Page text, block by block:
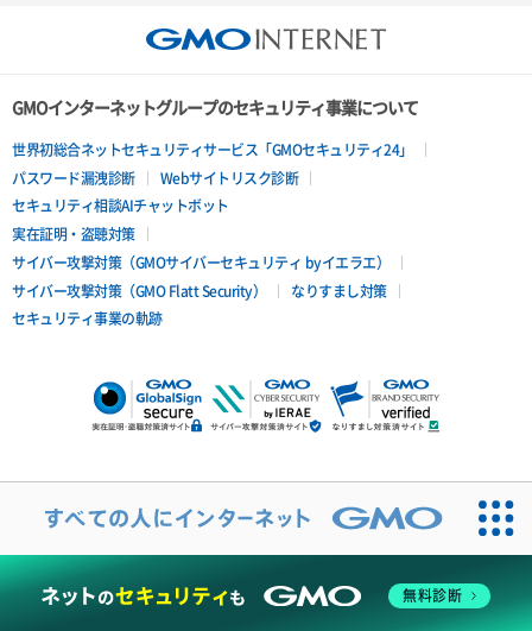
GMOインターネットグループのセキュリティ事業について
世界初総合ネットセキュリティサービス「GMOセキュリティ24」
パスワード漏洩診断
Webサイトリスク診断
セキュリティ相談AIチャットボット
実在証明・盗聴対策
サイバー攻撃対策（GMOサイバーセキュリティ byイエラエ）
サイバー攻撃対策（GMO Flatt Security）
なりすまし対策
セキュリティ事業の軌跡
無料診断